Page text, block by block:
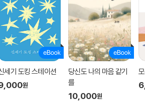
세기 도킹 스테이션
원
당신도 나의 마음 같기
를
10,000원